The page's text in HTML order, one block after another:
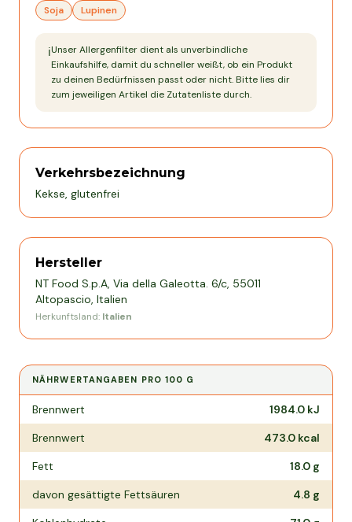
Soja Lupinen
ℹ️Unser Allergenfilter dient als unverbindliche
Einkaufshilfe, damit du schneller weißt, ob ein Produkt
zu deinen Bedürfnissen passt oder nicht. Bitte lies dir
zum jeweiligen Artikel die Zutatenliste durch.
Verkehrsbezeichnung
Kekse, glutenfrei
Hersteller
NT Food S.p.A, Via della Galeotta. 6/c, 55011
Altopascio, Italien
Herkunftsland: Italien
NÄHRWERTANGABEN PRO100 G
Nährwertangaben pro
Brennwert 1984.0 kJ
Brennwert
473.0 kcal
Fett
18.0 g
davon gesättigte Fettsäuren
4.8 g